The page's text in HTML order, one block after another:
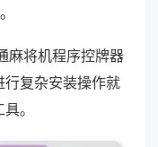
麻将机程序控牌器
复杂安装操作就
。